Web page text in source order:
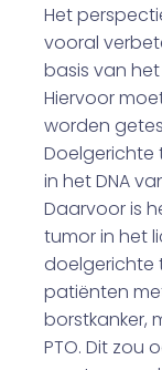
Het
vooral
basis van
Hiervoor
worden
Doelgerichte
in het DNA
Daarvoor is
tumor in het
doelgerichte
patiënten
borstkanker,
PTO. Dit zou